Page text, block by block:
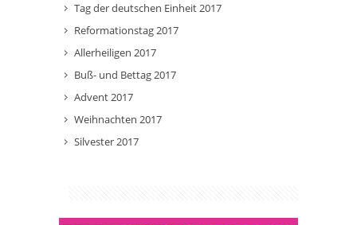
Tag der deutschen Einheit 2017
Reformationstag 2017
Allerheiligen 2017
Buß- und Bettag 2017
Advent 2017
Weihnachten 2017
Silvester 2017